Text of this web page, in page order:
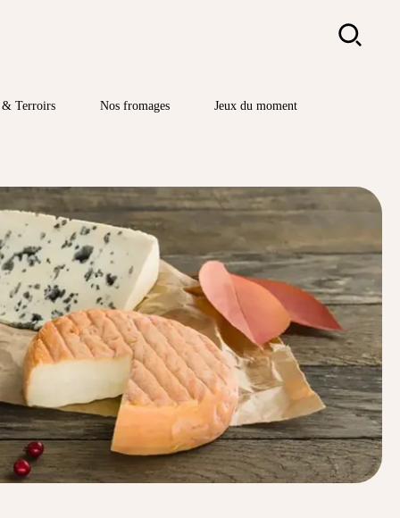
Rechercher
& Terroirs Nos fromages Jeux du moment